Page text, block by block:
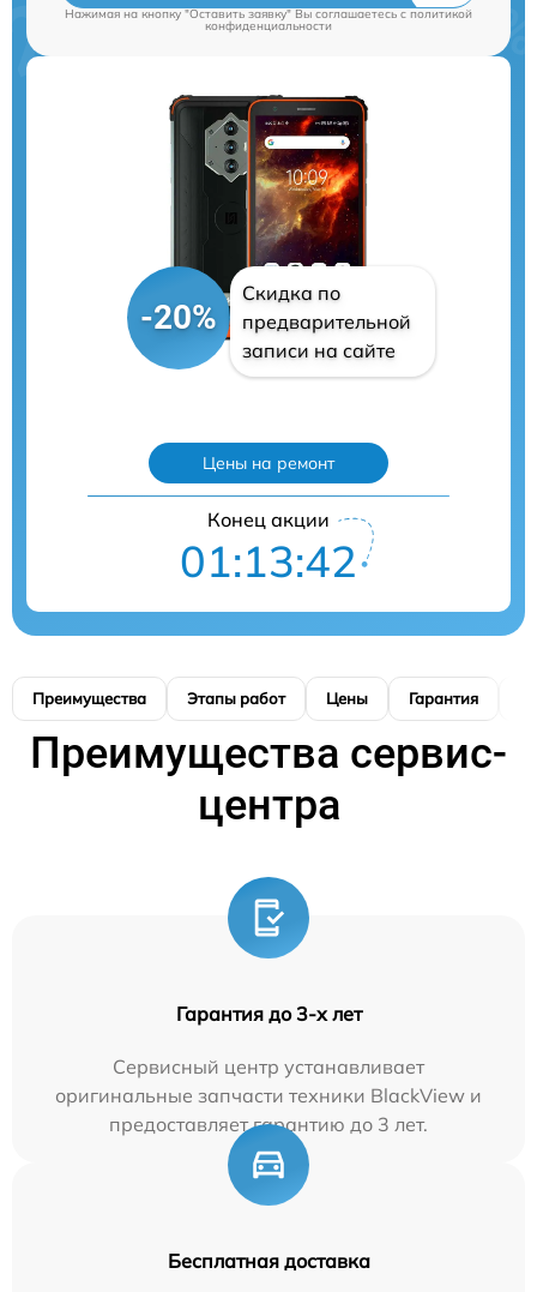
Нажимая на кнопку "Оставить заявку" Вы соглашаетесь cполитикой
конфиденциальности
-20%
Скидка по
предварительной
записи на сайте
Цены на ремонт
Конец акции
01:13:41
Преимущества Этапы работ Цены Гарантия
Преимущества сервис-
центра
Гарантия до 3-х лет
Сервисный центр устанавливает
оригинальные запчасти техники BlackView и
предоставляет гарантию до 3 лет.
Бесплатная доставка